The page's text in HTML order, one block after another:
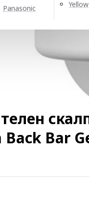
Panasonic
Yellow
Bar